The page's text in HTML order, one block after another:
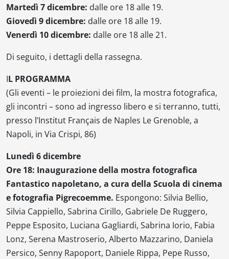
Martedì 7 dicembre: dalle ore 18 alle 19.
Giovedì 9 dicembre: dalle ore 18 alle 19.
Venerdì 10 dicembre: dalle ore 18 alle 21.
Di seguito, i dettagli della rassegna.
IL PROGRAMMA
(Gli eventi – le proiezioni dei film, la mostra fotografica,
gli incontri – sono ad ingresso libero e si terranno, tutti,
presso l’Institut Français de Naples Le Grenoble, a
Napoli, in Via Crispi, 86)
Lunedì 6 dicembre
Ore 18: Inaugurazione della mostra fotografica
Fantastico napoletano, a cura della Scuola di cinema
e fotografia Pigrecoemme. Espongono: Silvia Bellio,
Silvia Cappiello, Sabrina Cirillo, Gabriele De Ruggero,
Peppe Esposito, Luciana Gagliardi, Sabrina Iorio, Fabia
Lonz, Serena Mastroserio, Alberto Mazzarino, Daniela
Persico, Senny Rapoport, Daniele Rippa, Pepe Russo,